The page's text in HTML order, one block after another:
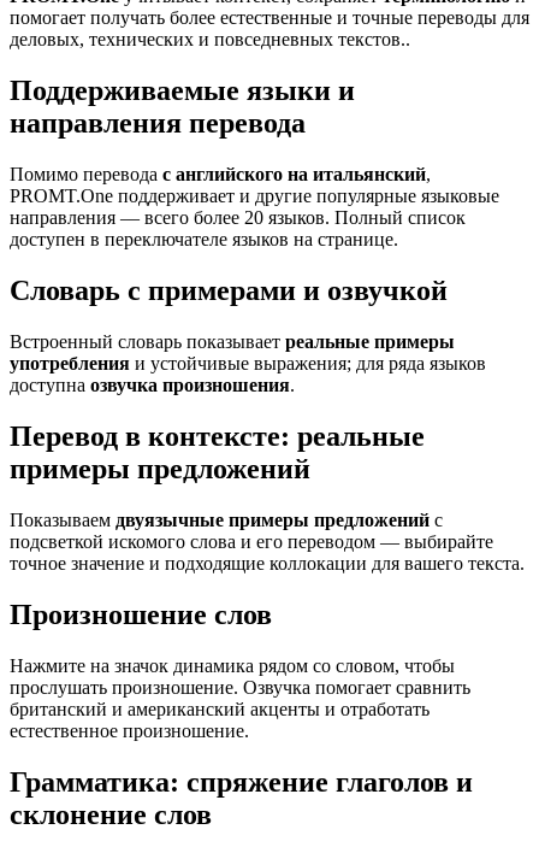
помогает получать более естественные и точные переводы для
деловых, технических и повседневных текстов..
Поддерживаемые языки и
направления перевода
Помимо перевода с английского на итальянский,
PROMT.One поддерживает и другие популярные языковые
направления — всего более 20 языков. Полный список
доступен в переключателе языков на странице.
Словарь с примерами и озвучкой
Встроенный словарь показывает реальные примеры
употребления и устойчивые выражения; для ряда языков
доступна озвучка произношения.
Перевод в контексте: реальные
примеры предложений
Показываем двуязычные примеры предложений с
подсветкой искомого слова и его переводом — выбирайте
точное значение и подходящие коллокации для вашего текста.
Произношение слов
Нажмите на значок динамика рядом со словом, чтобы
прослушать произношение. Озвучка помогает сравнить
британский и американский акценты и отработать
естественное произношение.
Грамматика: спряжение глаголов и
склонение слов